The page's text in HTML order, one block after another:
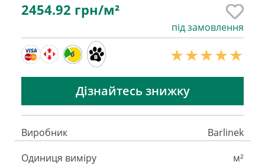
2454.92 грн/м²
під замовлення
6
Дізнайтесь знижку
Виробник
Barlinek
Одиниця виміру
м²